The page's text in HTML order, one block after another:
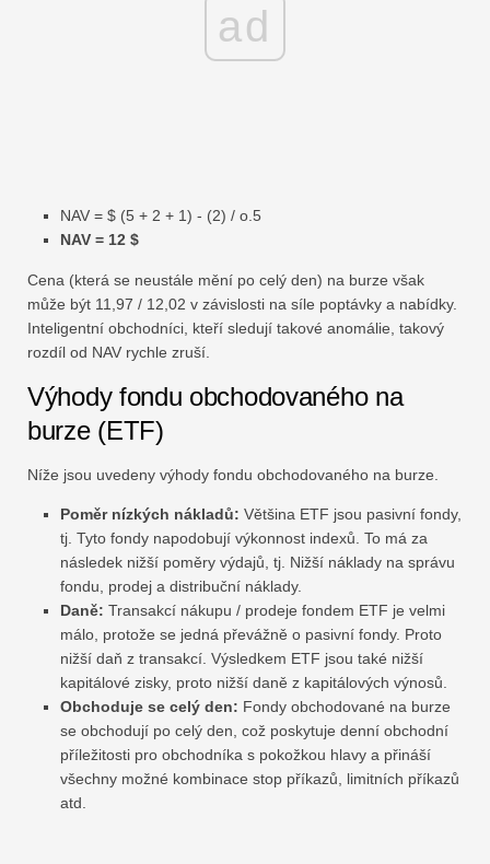
ad
NAV = $ (5 + 2 + 1) - (2) / o.5
NAV = 12 $
Cena (která se neustále mění po celý den) na burze však
může být 11,97 / 12,02 v závislosti na síle poptávky a nabídky.
Inteligentní obchodníci, kteří sledují takové anomálie, takový
rozdíl od NAV rychle zruší.
Výhody fondu obchodovaného na
burze (ETF)
Níže jsou uvedeny výhody fondu obchodovaného na burze.
Poměr nízkých nákladů: Většina ETF jsou pasivní fondy,
tj. Tyto fondy napodobují výkonnost indexů. To má za
následek nižší poměry výdajů, tj. Nižší náklady na správu
fondu, prodej a distribuční náklady.
Daně: Transakcí nákupu / prodeje fondem ETF je velmi
málo, protože se jedná převážně o pasivní fondy. Proto
nižší daň z transakcí. Výsledkem ETF jsou také nižší
kapitálové zisky, proto nižší daně z kapitálových výnosů.
Obchoduje se celý den: Fondy obchodované na burze
se obchodují po celý den, což poskytuje denní obchodní
příležitosti pro obchodníka s pokožkou hlavy a přináší
všechny možné kombinace stop příkazů, limitních příkazů
atd.